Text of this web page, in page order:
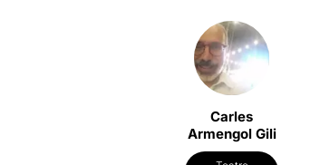
Carles
Armengol Gili